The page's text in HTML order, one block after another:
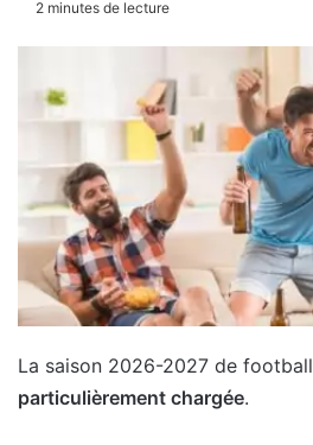
2 minutes de lecture
La saison 2026-2027 de football
particulièrement chargée.